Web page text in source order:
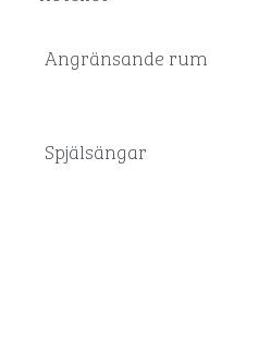
Angränsande rum
Spjälsängar